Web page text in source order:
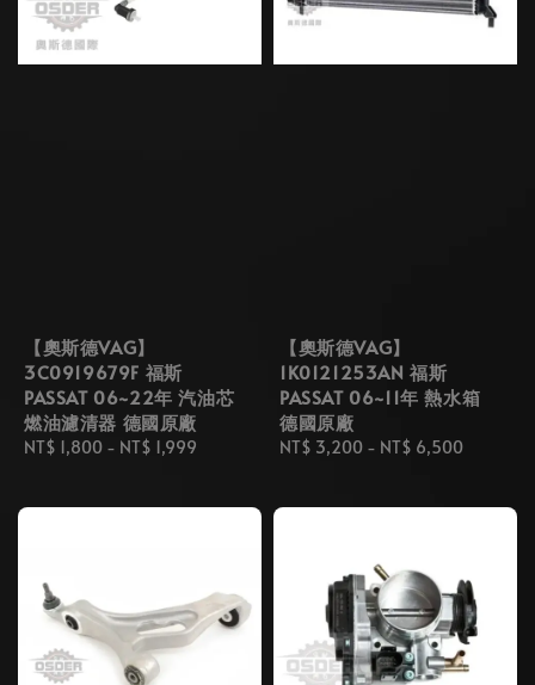
【奧斯德VAG】
3C0919679F 福斯
PASSAT 06~22年 汽油芯
燃油濾清器 德國原廠
Regular
NT$ 1,800 - NT$ 1,999
【奧斯德VAG】
1K0121253AN 福斯
PASSAT 06~11年 熱水箱
德國原廠
Regular
NT$ 3,200 - NT$ 6,500